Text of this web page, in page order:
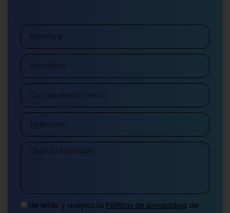
Nombre
Apellidos
Correo
electrónico
Teléfono
Mensaje
He leído y acepto la Política de privacidad de